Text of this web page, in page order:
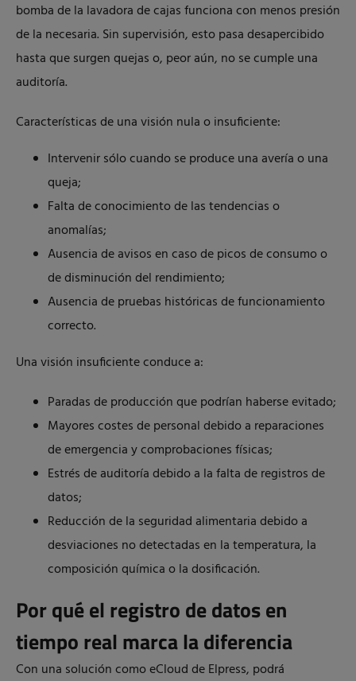
bomba de la lavadora de cajas funciona con menos presión
de la necesaria. Sin supervisión, esto pasa desapercibido
hasta que surgen quejas o, peor aún, no se cumple una
auditoría.
Características de una visión nula o insuficiente:
Intervenir sólo cuando se produce una avería o una
queja;
Falta de conocimiento de las tendencias o
anomalías;
Ausencia de avisos en caso de picos de consumo o
de disminución del rendimiento;
Ausencia de pruebas históricas de funcionamiento
correcto.
Una visión insuficiente conduce a:
Paradas de producción que podrían haberse evitado;
Mayores costes de personal debido a reparaciones
de emergencia y comprobaciones físicas;
Estrés de auditoría debido a la falta de registros de
datos;
Reducción de la seguridad alimentaria debido a
desviaciones no detectadas en la temperatura, la
composición química o la dosificación.
Por qué el registro de datos en
tiempo real marca la diferencia
Con una solución como eCloud de Elpress, podrá